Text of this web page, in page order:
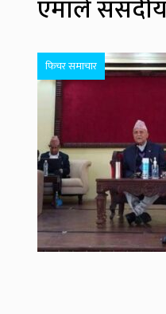
एमाले संसदीय
फिचर समाचार